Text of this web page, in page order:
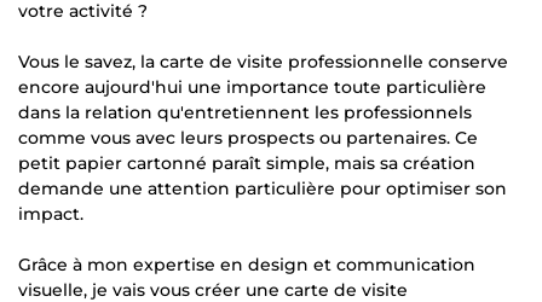
votre activité ?
Vous le savez, la carte de visite professionnelle conserve
encore aujourd'hui une importance toute particulière
dans la relation qu'entretiennent les professionnels
comme vous avec leurs prospects ou partenaires. Ce
petit papier cartonné paraît simple, mais sa création
demande une attention particulière pour optimiser son
impact.
Grâce à mon expertise en design et communication
visuelle, je vais vous créer une carte de visite